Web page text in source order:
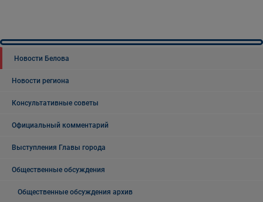
Новости Белова
Новости региона
Консультативные советы
Официальный комментарий
Выступления Главы города
Общественные обсуждения
Общественные обсуждения архив